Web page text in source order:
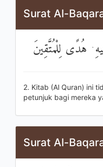
Surat Al-
هُدًى لِلْمُتَّقِينَ
2. Kitab (Al Quran) ini
petunjuk bagi mereka
Surat Al-